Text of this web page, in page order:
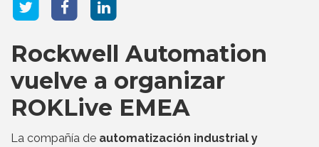
Rockwell Automation
vuelve a organizar
ROKLive EMEA
La compañía de automatización industrial y